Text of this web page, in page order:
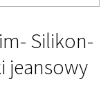
Silikon-
jeansowy